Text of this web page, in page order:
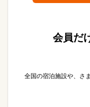
会員だ
全国の宿泊施設や、さ